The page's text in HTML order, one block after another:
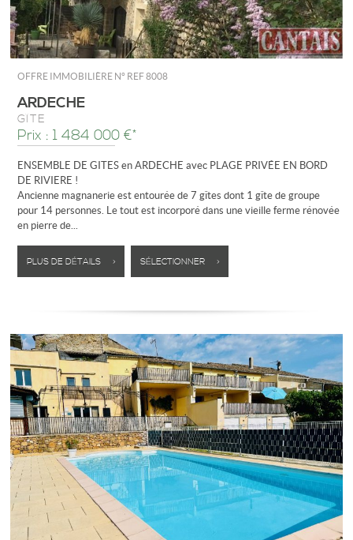
OFFRE IMMOBILIÈRE N° REF 8008
ARDECHE
GÎTE
Prix : 1 484 000 €*
ENSEMBLE DE GITES en ARDECHE avec PLAGE PRIVÉE EN BORD
DE RIVIERE !
Ancienne magnanerie est entourée de 7 gîtes dont 1 gîte de groupe
pour 14 personnes. Le tout est incorporé dans une vieille ferme rénovée
en pierre de...
PLUS DE DÉTAILS > SÉLECTIONNER >